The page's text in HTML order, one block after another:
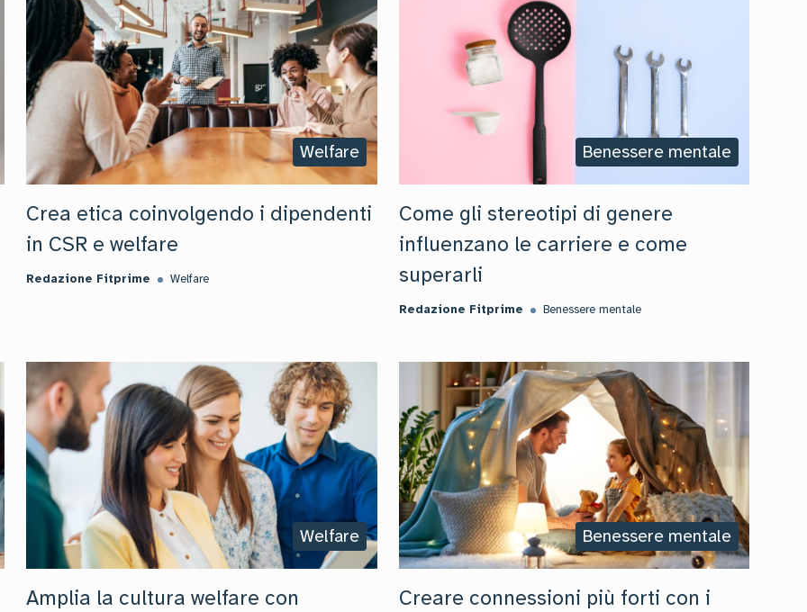
Welfare
Crea etica coinvolgendo i dipendenti
in CSR e welfare
Redazione Fitprime Welfare
Benessere mentale
Come gli stereotipi di genere
influenzano le carriere e come
superarli
Redazione Fitprime Benessere mentale
Welfare
Amplia la cultura welfare con
Benessere mentale
Creare connessioni più forti con i